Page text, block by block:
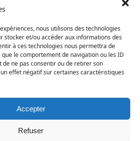
nous utilisons des technologies
stocker et/ou accéder aux informations des
à ces technologies nous permettra de
le comportement de navigation ou les ID
de ne pas consentir ou de retirer son
effet négatif sur certaines caractéristiques
Accepter
Refuser
| Diptera | Bombyliidae
de l'Europe.
parasite de micro-lépidoptères.
dans les massifs dunaires sur